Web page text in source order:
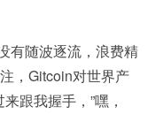
有随波逐流，浪费精
，Gitcoin对世界产
跟我握手，”嘿，